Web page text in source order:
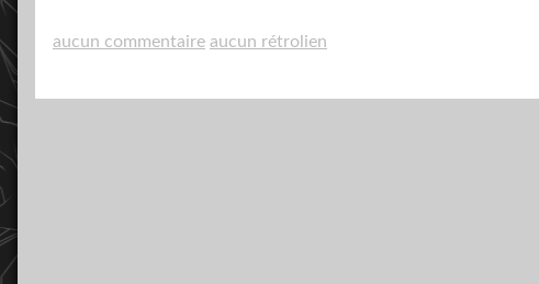
aucun commentaire aucun rétrolien